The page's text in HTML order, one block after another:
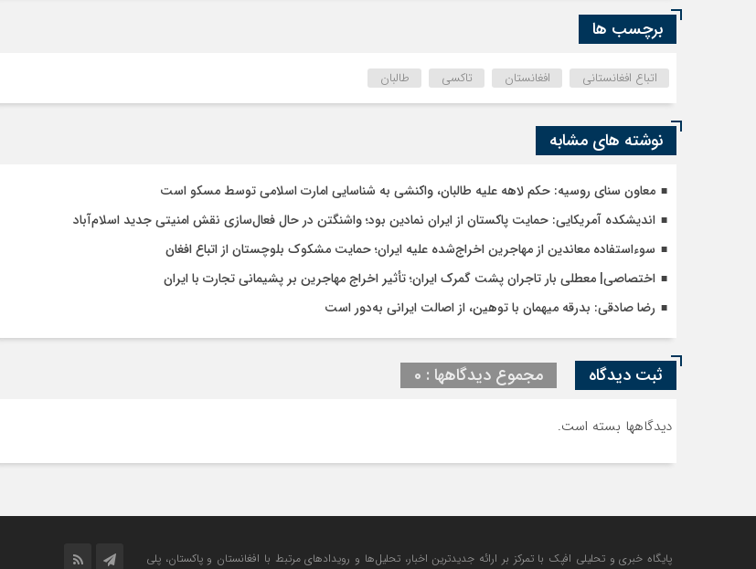
برچسب ها
اتباع افغانستانی افغانستان تاکسی طالبان
نوشته های مشابه
معاون سنای روسیه: حکم لاهه علیه طالبان، واکنشی به شناسایی امارت اسلامی توسط مسکو است
اندیشکده آمریکایی: حمایت پاکستان از ایران نمادین بود؛ واشنگتن در حال فعال‌سازی نقش امنیتی جدید اسلام‌آباد
سوءاستفاده معاندین از مهاجرین اخراج‌شده علیه ایران؛ حمایت مشکوک بلوچستان از اتباع افغان
اختصاصی| معطلی بار تاجران پشت گمرک ایران؛ تأثیر اخراج مهاجرین بر پشیمانی تجارت با ایران
رضا صادقی: بدرقه میهمان با توهین، از اصالت ایرانی به‌دور است
ثبت دیدگاه مجموع دیدگاهها : 0
دیدگاهها بسته است.
پایگاه خبری و تحلیلی افپک با تمرکز بر ارائه جدیدترین اخبار، تحلیل‌ها و رویدادهای مرتبط با افغانستان و پاکستان، پلی